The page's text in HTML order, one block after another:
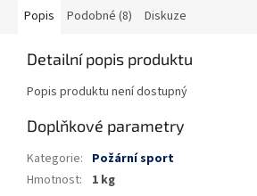
Popis Podobné (8) Diskuze
Detailní popis produktu
Popis produktu není dostupný
Doplňkové parametry
Kategorie: Požární sport
Hmotnost: 1 kg